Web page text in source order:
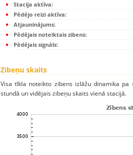
Stacija aktīva:
Pēdējo reizi aktīva:
Atjauninājums:
Pēdējais noteiktais zibens:
Pēdējais signāls:
Zibeņu skaits
Visa tīkla noteikto zibens izlāžu dinamika
stundā un vidējais zibeņu skaits vienā stacijā.